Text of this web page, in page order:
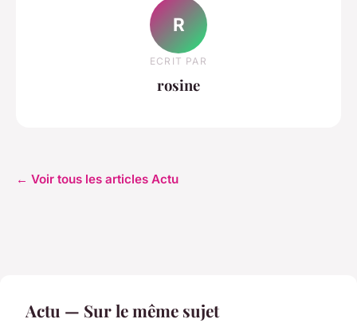
R
ECRIT PAR
rosine
← Voir tous les articles Actu
Actu — Sur le même sujet